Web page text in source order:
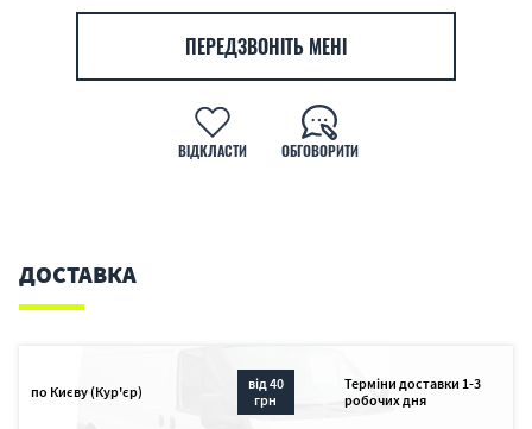
ПЕРЕДЗВОНІТЬ МЕНІ
ВІДКЛАСТИ ОБГОВОРИТИ
ДОСТАВКА
по Києву (Кур'єр)
від 40
грн
Терміни доставки 1-3
робочих дня